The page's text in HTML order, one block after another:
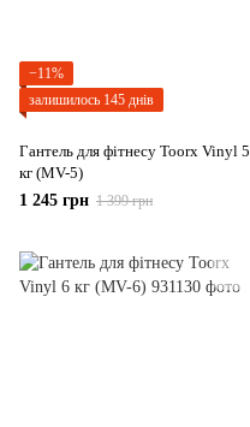
−11%
залишилось 145 днів
Гантель для фітнесу Toorx Vinyl 5
кг (MV-5)
1 245 грн 1 399 грн